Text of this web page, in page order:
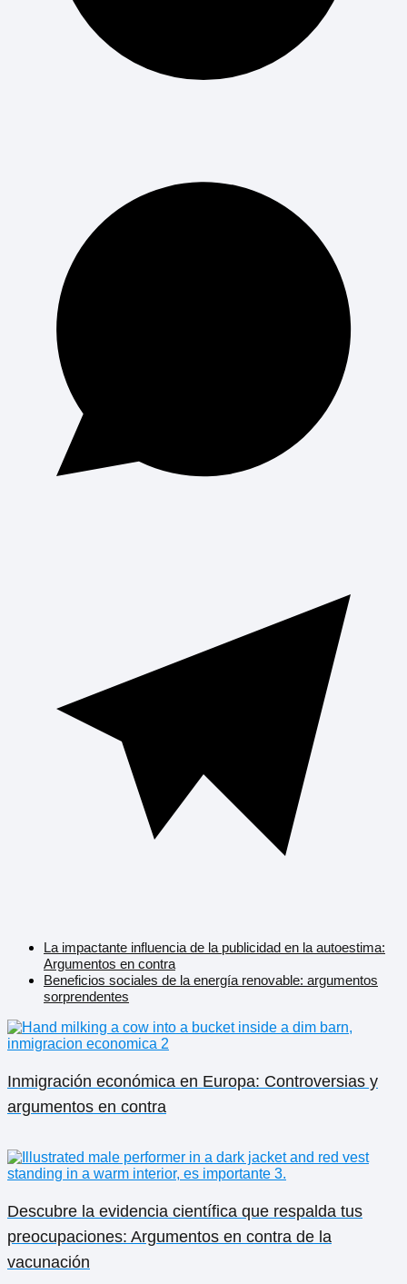
La impactante influencia de la publicidad en la autoestima:
Argumentos en contra
Beneficios sociales de la energía renovable: argumentos
sorprendentes
Inmigración económica en Europa: Controversias y
argumentos en contra
Descubre la evidencia científica que respalda tus
preocupaciones: Argumentos en contra de la
vacunación